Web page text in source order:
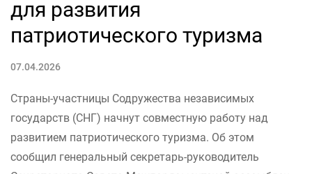
для развития
патриотического туризма
07.04.2026
Страны-участницы Содружества независимых
государств (СНГ) начнут совместную работу над
развитием патриотического туризма. Об этом
сообщил генеральный секретарь-руководитель